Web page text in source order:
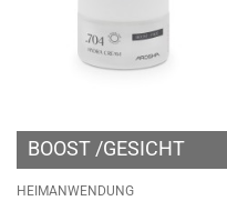
und samtiges Gefühl.
BOOST GESICHT
HEIMANWENDUNG